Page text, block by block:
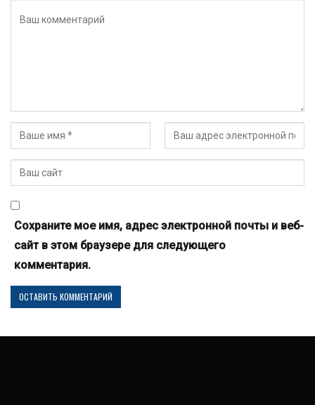
Сохраните мое имя, адрес электронной почты и веб-
сайт в этом браузере для следующего
комментария.